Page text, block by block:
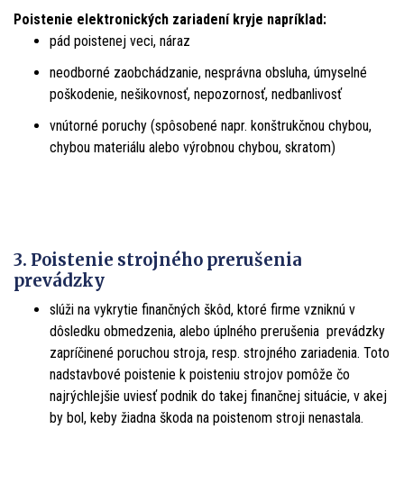
Poistenie elektronických zariadení kryje napríklad:
pád poistenej veci, náraz
neodborné zaobchádzanie, nesprávna obsluha, úmyselné
poškodenie, nešikovnosť, nepozornosť, nedbanlivosť
vnútorné poruchy (spôsobené napr. konštrukčnou chybou,
chybou materiálu alebo výrobnou chybou, skratom)
3. Poistenie strojného prerušenia
prevádzky
slúži na vykrytie finančných škôd, ktoré firme vzniknú v
dôsledku obmedzenia, alebo úplného prerušenia prevádzky
zapríčinené poruchou stroja, resp. strojného zariadenia. Toto
nadstavbové poistenie k poisteniu strojov pomôže čo
najrýchlejšie uviesť podnik do takej finančnej situácie, v akej
by bol, keby žiadna škoda na poistenom stroji nenastala.